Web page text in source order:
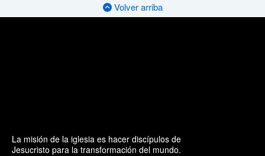
Volver arriba
La misión de la iglesia es hacer discípulos de
Jesucristo para la transformación del mundo.